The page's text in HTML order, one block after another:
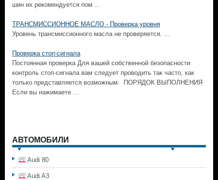
шин их рекомендуется пом ...
ТРАНСМИССИОННОЕ МАСЛО - Проверка уровня
Уровень трансмиссионного масла не проверяется. ...
Проверка стоп-сигнала
Постоянная проверка Для вашей собственной безопасности
контроль стоп-сигнала вам следует проводить так часто, как
только представляется возможным. ПОРЯДОК ВЫПОЛНЕНИЯ
Если вы нажимаете ...
АВТОМОБИЛИ
Audi 80
Audi A3